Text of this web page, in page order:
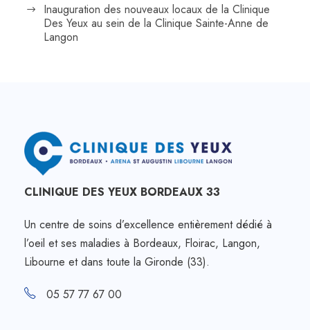
Inauguration des nouveaux locaux de la Clinique
Des Yeux au sein de la Clinique Sainte-Anne de
Langon
CLINIQUE DES YEUX BORDEAUX 33
Un centre de soins d’excellence entièrement dédié à
l’oeil et ses maladies à Bordeaux, Floirac, Langon,
Libourne et dans toute la Gironde (33).
05 57 77 67 00